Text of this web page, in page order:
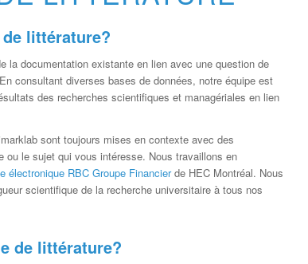
de littérature?
la documentation existante en lien avec une question de
consultant diverses bases de données, notre équipe est
des recherches scientifiques et managériales en lien
sont toujours mises en contexte avec des
le sujet qui vous intéresse. Nous travaillons en
électronique RBC Groupe Financierde HEC Montréal. Nous
scientifique de la recherche universitaire à tous nos
de littérature?